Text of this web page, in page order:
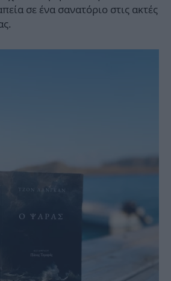
σε ένα σανατόριο στις ακτές